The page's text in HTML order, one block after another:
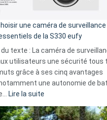
16
milliards
données
menace
Facebook,
Telegram
GitHub
une caméra de surveillance
de la S330 eufy
texte : La caméra de
utilisateurs une sécurité tous
grâce à ses cinq avantages
une autonomie de
Lire la suite
Comment
choisir